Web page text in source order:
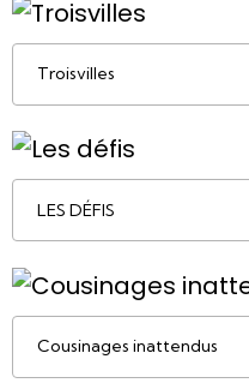
Troisvilles
LES DÉFIS
Cousinages inattendus